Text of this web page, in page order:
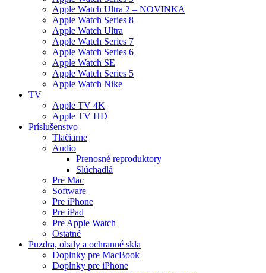
Apple Watch Ultra 2 – NOVINKA
Apple Watch Series 8
Apple Watch Ultra
Apple Watch Series 7
Apple Watch Series 6
Apple Watch SE
Apple Watch Series 5
Apple Watch Nike
TV
Apple TV 4K
Apple TV HD
Príslušenstvo
Tlačiarne
Audio
Prenosné reproduktory
Slúchadlá
Pre Mac
Software
Pre iPhone
Pre iPad
Pre Apple Watch
Ostatné
Puzdra, obaly a ochranné skla
Doplnky pre MacBook
Doplnky pre iPhone